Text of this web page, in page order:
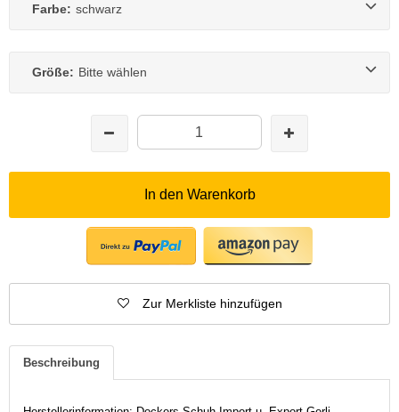
Farbe: schwarz
Größe: Bitte wählen
In den Warenkorb
Zur Merkliste hinzufügen
Beschreibung